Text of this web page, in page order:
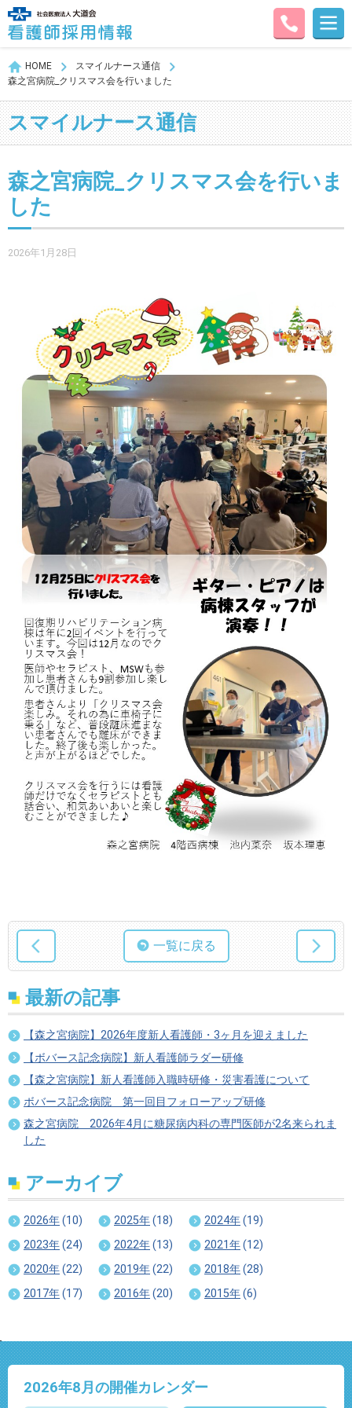
HOME
スマイルナース通信
森之宮病院_クリスマス会を行いました
スマイルナース通信
森之宮病院_クリスマス会を行いま
した
2026年1月28日
一覧に戻る
最新の記事
【森之宮病院】2026年度新人看護師・3ヶ月を迎えました
【ボバース記念病院】新人看護師ラダー研修
【森之宮病院】新人看護師入職時研修・災害看護について
ボバース記念病院 第一回目フォローアップ研修
森之宮病院 2026年4月に糖尿病内科の専門医師が2名来られま
した
アーカイブ
2026年(10) 2025年(18) 2024年(19)
2023年(24) 2022年(13) 2021年(12)
2020年(22) 2019年(22) 2018年(28)
2017年(17) 2016年(20) 2015年(6)
2026年8月の開催カレンダー